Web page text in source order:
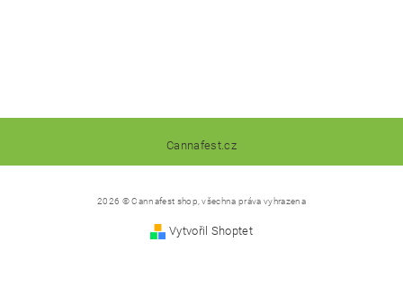
Cannafest.cz
2026 © Cannafest shop, všechna práva vyhrazena
Vytvořil Shoptet